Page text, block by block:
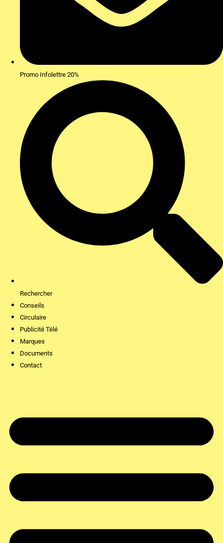
Promo Infolettre 20%
Rechercher
Conseils
Circulaire
Publicité Télé
Marques
Documents
Contact